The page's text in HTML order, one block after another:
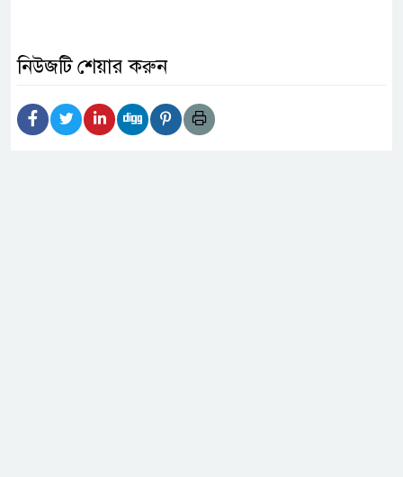
নিউজটি শেয়ার করুন